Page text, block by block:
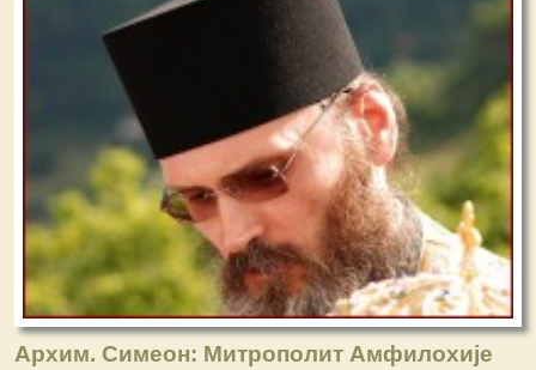
Архим. Симеон: Митрополит Амфилохије